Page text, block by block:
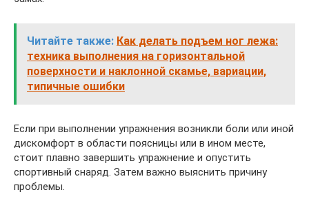
Читайте также: Как делать подъем ног лежа:
техника выполнения на горизонтальной
поверхности и наклонной скамье, вариации,
типичные ошибки
Если при выполнении упражнения возникли боли или иной
дискомфорт в области поясницы или в ином месте,
стоит плавно завершить упражнение и опустить
спортивный снаряд. Затем важно выяснить причину
проблемы.